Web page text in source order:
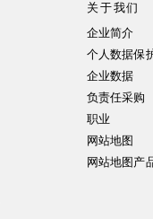
关于我们
企业简介
个人数据保
企业数据
负责任采购
职业
网站地图
网站地图产